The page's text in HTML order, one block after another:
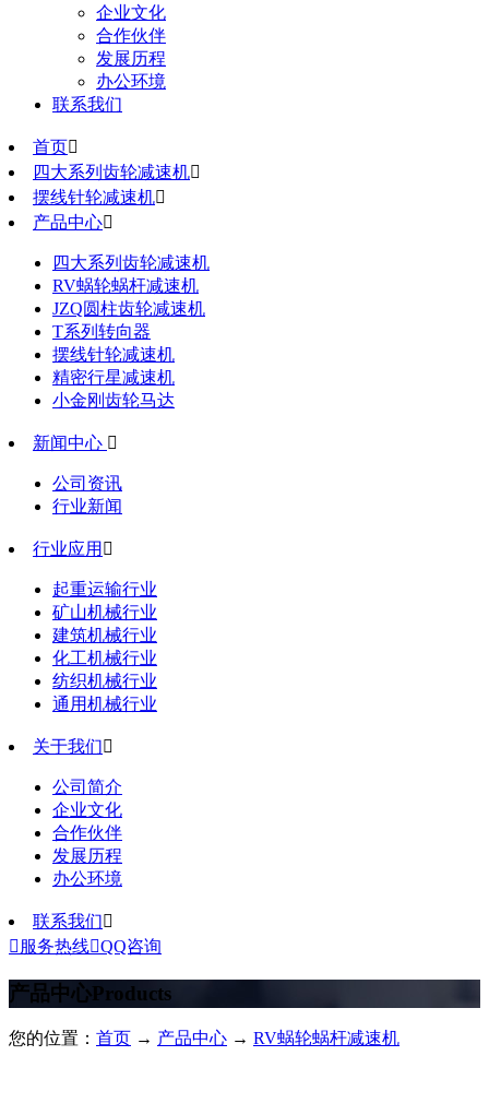
企业文化
合作伙伴
发展历程
办公环境
联系我们
首页
四大系列齿轮减速机
摆线针轮减速机
产品中心
四大系列齿轮减速机
RV蜗轮蜗杆减速机
JZQ圆柱齿轮减速机
T系列转向器
摆线针轮减速机
精密行星减速机
小金刚齿轮马达
新闻中心 
公司资讯
行业新闻
行业应用 
起重运输行业
矿山机械行业
建筑机械行业
化工机械行业
纺织机械行业
通用机械行业
关于我们
公司简介
企业文化
合作伙伴
发展历程
办公环境
联系我们
 服务热线QQ咨询
产品中心Products
您的位置： 首页 → 产品中心 → RV蜗轮蜗杆减速机